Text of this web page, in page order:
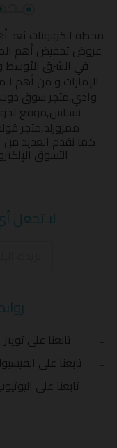
محطة الكوبونات يُعد
عروض تخفيض أهم
في الشرق الأوسط
الإمارات و من أهم
وادي,متجر سوق
نسناس,موقع
ممزورلد,متجر
كما نقدم العديد من
التسوق
لا تجعل
تابعنا على تويتر
تابعنا على
تابعنا على